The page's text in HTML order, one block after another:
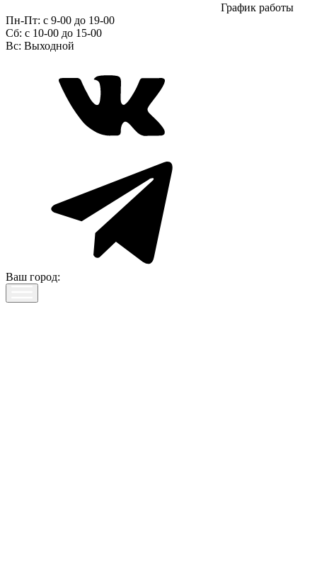
График работы
Пн-Пт: с 9-00 до 19-00
Сб: c 10-00 до 15-00
Вс: Выходной
Ваш город: